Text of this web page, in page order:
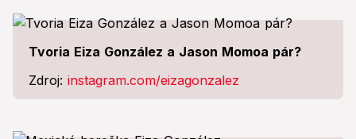
Tvoria Eiza González a Jason Momoa pár?
Zdroj: instagram.com/eizagonzalez